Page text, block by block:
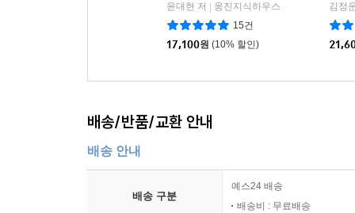
윤대현 저
웅진지식하우스
15건
17,100원 (10% 할인)
김정
배송/반품/교환 안내
배송 안내
배송 구분
예스24 배송
배송비 : 무료배송